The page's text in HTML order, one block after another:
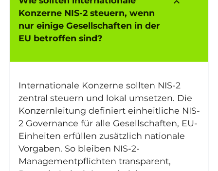
Konzerne NIS-2 steuern, wenn
nur einige Gesellschaften in der
EU betroffen sind?
Internationale Konzerne sollten NIS-2
zentral steuern und lokal umsetzen. Die
Konzernleitung definiert einheitliche NIS-
2 Governance für alle Gesellschaften, EU-
Einheiten erfüllen zusätzlich nationale
Vorgaben. So bleiben NIS-2-
Managementpflichten transparent,